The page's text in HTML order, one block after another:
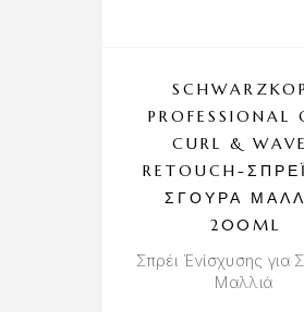
PROFESSIONAL
CURL &
RETOUCH-
ΣΓΟΥΡΆ
200ML
Σπρέι Ένίσχυσης για
Μαλλιά